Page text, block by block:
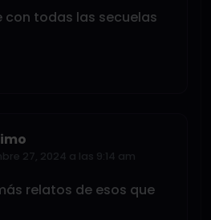
con todas las secuelas
27, 2024 a las 9:14 am
relatos de esos que